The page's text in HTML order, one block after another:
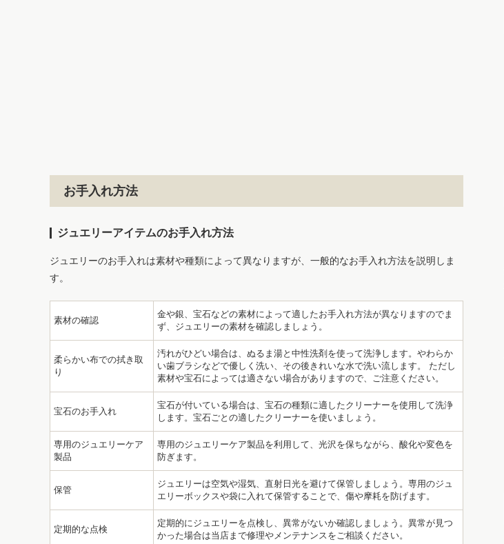
お手入れ方法
ジュエリーアイテムのお手入れ方法
ジュエリーのお手入れは素材や種類によって異なりますが、一般的なお手入れ方法を説明しま
す。
素材の確認
金や銀、宝石などの素材によって適したお手入れ方法が異なりますのでま
ず、ジュエリーの素材を確認しましょう。
柔らかい布での拭き取
り
汚れがひどい場合は、ぬるま湯と中性洗剤を使って洗浄します。やわらか
い歯ブラシなどで優しく洗い、その後きれいな水で洗い流します。 ただし
素材や宝石によっては適さない場合がありますので、ご注意ください。
宝石のお手入れ
宝石が付いている場合は、宝石の種類に適したクリーナーを使用して洗浄
します。宝石ごとの適したクリーナーを使いましょう。
専用のジュエリーケア
製品
専用のジュエリーケア製品を利用して、光沢を保ちながら、酸化や変色を
防ぎます。
保管
ジュエリーは空気や湿気、直射日光を避けて保管しましょう。専用のジュ
エリーボックスや袋に入れて保管することで、傷や摩耗を防げます。
定期的な点検
定期的にジュエリーを点検し、異常がないか確認しましょう。異常が見つ
かった場合は当店まで修理やメンテナンスをご相談ください。